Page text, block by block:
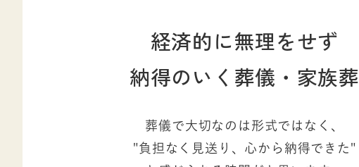
経済的に無理をせず
納得のいく葬儀・家族葬
葬儀で大切なのは形式ではなく、
"負担なく見送り、心から納得できた"